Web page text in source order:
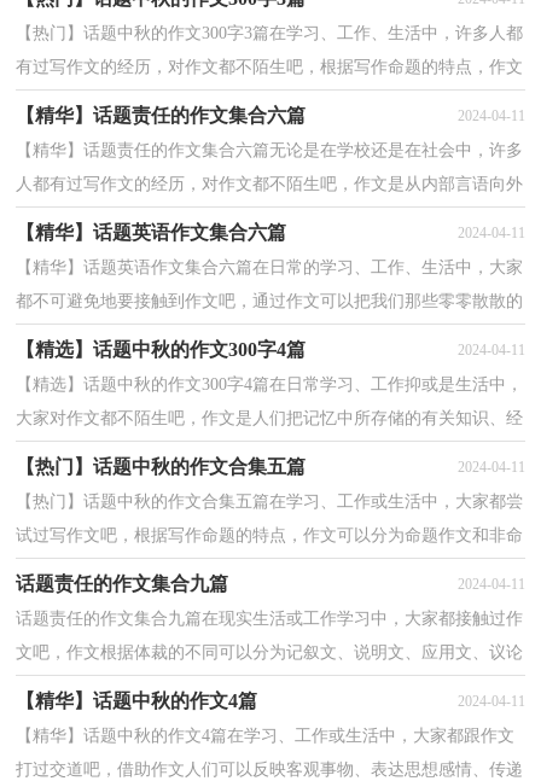
【热门】话题中秋的作文300字3篇在学习、工作、生活中，许多人都
有过写作文的经历，对作文都不陌生吧，根据写作命题的特点，作文
【精华】话题责任的作文集合六篇 2024-04-11
【精华】话题责任的作文集合六篇无论是在学校还是在社会中，许多
人都有过写作文的经历，对作文都不陌生吧，作文是从内部言语向外
【精华】话题英语作文集合六篇 2024-04-11
【精华】话题英语作文集合六篇在日常的学习、工作、生活中，大家
都不可避免地要接触到作文吧，通过作文可以把我们那些零零散散的
思想，聚集在一块。一篇什么样的作文才能称之为优...
【精选】话题中秋的作文300字4篇 2024-04-11
【精选】话题中秋的作文300字4篇在日常学习、工作抑或是生活中，
大家对作文都不陌生吧，作文是人们把记忆中所存储的有关知识、经
验和思想用书面形式表达出来的记叙方式。一篇什...
【热门】话题中秋的作文合集五篇 2024-04-11
【热门】话题中秋的作文合集五篇在学习、工作或生活中，大家都尝
试过写作文吧，根据写作命题的特点，作文可以分为命题作文和非命
话题责任的作文集合九篇 2024-04-11
话题责任的作文集合九篇在现实生活或工作学习中，大家都接触过作
文吧，作文根据体裁的不同可以分为记叙文、说明文、应用文、议论
【精华】话题中秋的作文4篇 2024-04-11
【精华】话题中秋的作文4篇在学习、工作或生活中，大家都跟作文
打过交道吧，借助作文人们可以反映客观事物、表达思想感情、传递